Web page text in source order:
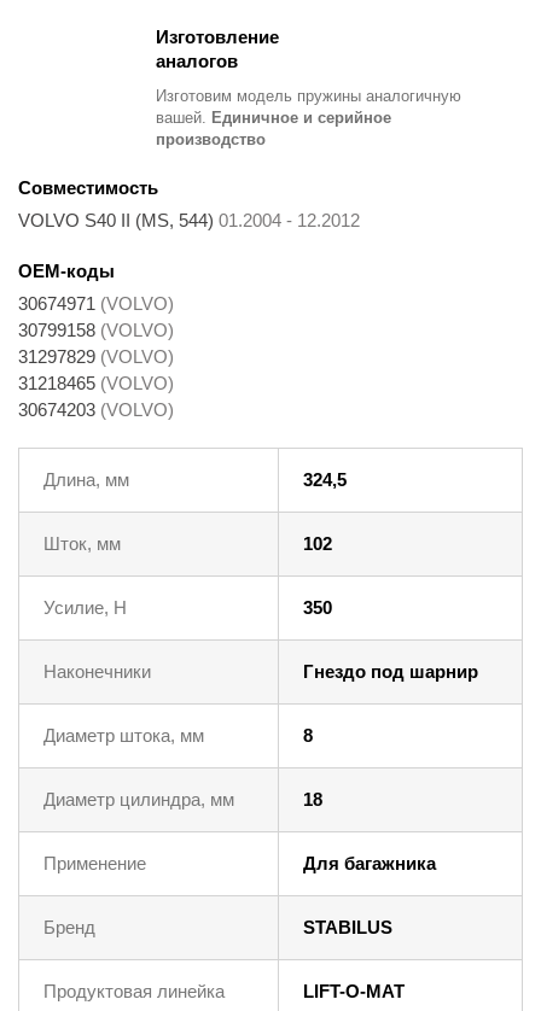
Изготовление
аналогов
Изготовим модель пружины аналогичную
вашей. Единичное и серийное
производство
Совместимость
VOLVO S40 II (MS, 544) 01.2004 - 12.2012
OEM-коды
30674971 (VOLVO)
30799158 (VOLVO)
31297829 (VOLVO)
31218465 (VOLVO)
30674203 (VOLVO)
Длина, мм 324,5
Шток, мм 102
Усилие, Н 350
Наконечники Гнездо под шарнир
Диаметр штока, мм 8
Диаметр цилиндра, мм 18
Применение Для багажника
Бренд STABILUS
Продуктовая линейка LIFT-O-MAT